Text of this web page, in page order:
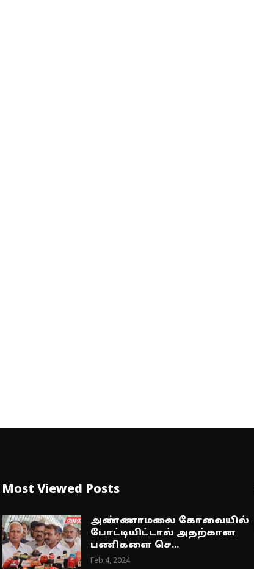
Most Viewed Posts
அண்ணாமலை கோவையில்
போட்டியிட்டால் அதற்கான
பணிகளை செ...
Feb 4, 2024